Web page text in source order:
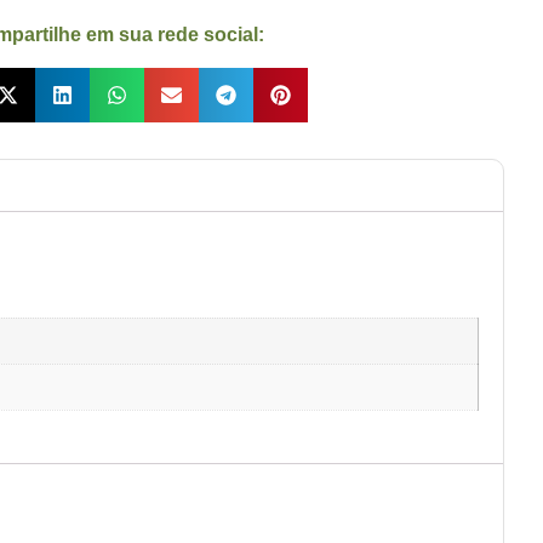
em sua rede social: